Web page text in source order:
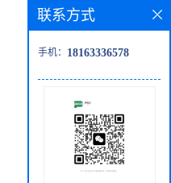
联系方式
手机： 18163336578